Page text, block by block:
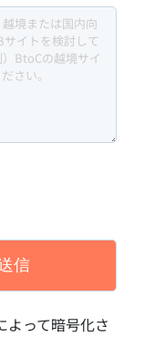
よって暗号化さ